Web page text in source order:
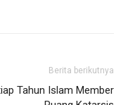
Berita berikutnya
Tahun Islam Member